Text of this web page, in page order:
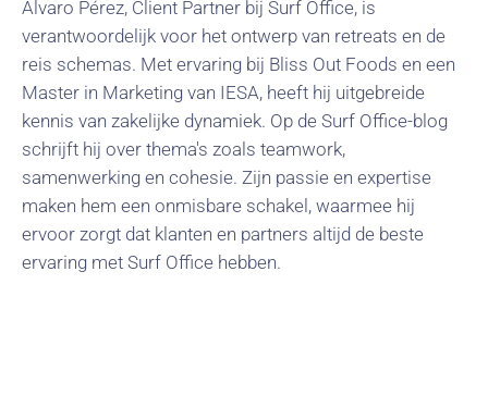
Álvaro Pérez, Client Partner bij Surf Office, is
verantwoordelijk voor het ontwerp van retreats en de
reis schemas. Met ervaring bij Bliss Out Foods en een
Master in Marketing van IESA, heeft hij uitgebreide
kennis van zakelijke dynamiek. Op de Surf Office-blog
schrijft hij over thema's zoals teamwork,
samenwerking en cohesie. Zijn passie en expertise
maken hem een onmisbare schakel, waarmee hij
ervoor zorgt dat klanten en partners altijd de beste
ervaring met Surf Office hebben.